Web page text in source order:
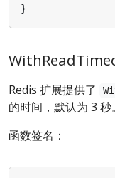
}
Redis 扩展提供了
的时间，默认为 3 秒。
函数签名：